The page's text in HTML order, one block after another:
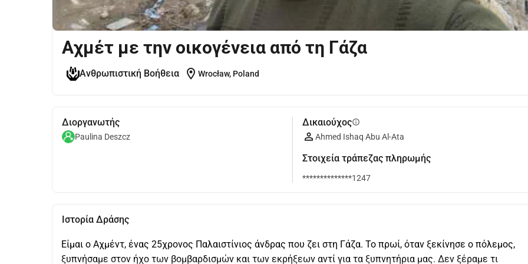
Αχμέτ με την οικογένεια από τη Γάζα
Ανθρωπιστική Βοήθεια location_on Wrocław, Poland
Διοργανωτής
Paulina Deszcz
Δικαιούχοςinfo
Ahmed Ishaq Abu Al-Ata
Στοιχεία τράπεζας πληρωμής
**************1247
Ιστορία Δράσης
Είμαι ο Αχμέντ, ένας 25χρονος Παλαιστίνιος άνδρας που ζει στη Γάζα. Το πρωί, όταν ξεκίνησε ο πόλεμος,
ξυπνήσαμε στον ήχο των βομβαρδισμών και των εκρήξεων αντί για τα ξυπνητήρια μας. Δεν ξέραμε τι